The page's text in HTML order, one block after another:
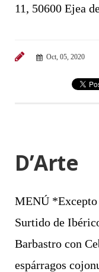
11, 50600 Ejea
Oct, 05, 2020
D’Arte
MENÚ *Excepto
Surtido de
Barbastro con
espárragos